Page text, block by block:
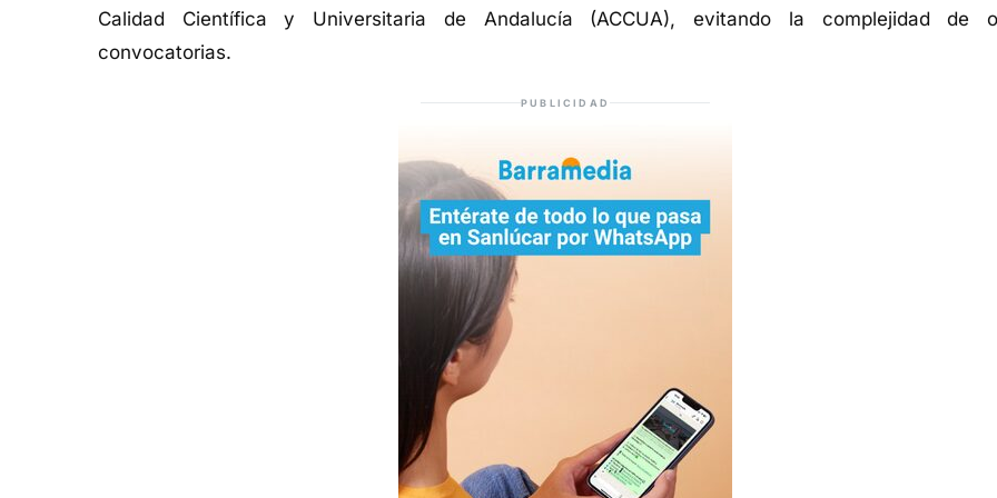
Calidad Científica y Universitaria de Andalucía (ACCUA), evitando la complejidad de
convocatorias.
PUBLICIDAD